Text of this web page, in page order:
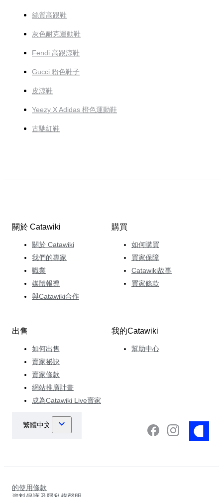
絲質高跟鞋
灰色耐克運動鞋
Fendi 高跟涼鞋
Gucci 粉色鞋子
皮涼鞋
Yeezy X Adidas 橙色運動鞋
古馳紅鞋
關於 Catawiki
關於 Catawiki
我們的專家
職業
媒體報導
與Catawiki合作
購買
如何購買
買家保障
Catawiki故事
買家條款
出售
如何出售
賣家祕訣
賣家條款
網站推廣計畫
成為Catawiki Live賣家
我的Catawiki
幫助中心
的使用條款